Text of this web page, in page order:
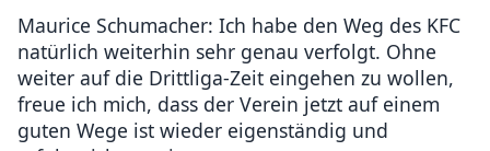
Maurice Schumacher: Ich habe den Weg des KFC
natürlich weiterhin sehr genau verfolgt. Ohne
weiter auf die Drittliga-Zeit eingehen zu wollen,
freue ich mich, dass der Verein jetzt auf einem
guten Wege ist wieder eigenständig und